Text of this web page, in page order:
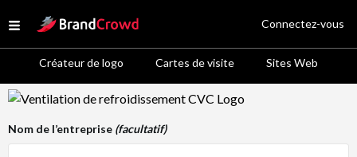
Open menu
Site Logo
Créateur de logo Cartes de visite Sites Web
Connectez-vous
Logo Template Preview
Nom de l’entreprise (facultatif)